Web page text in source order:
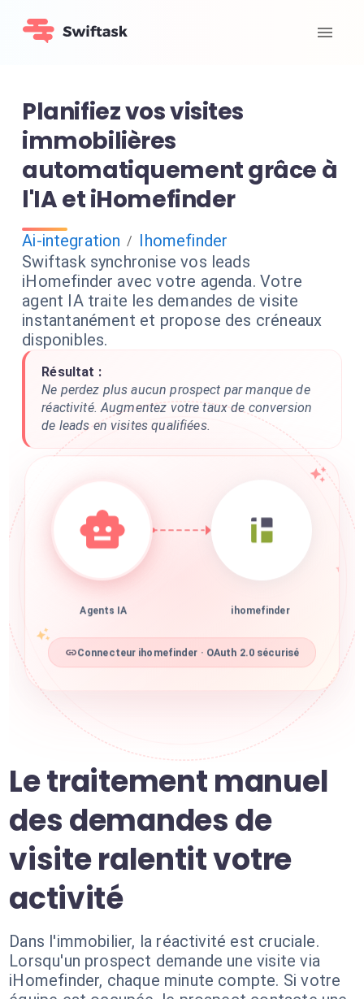
Planifiez vos visites
immobilières
automatiquement grâce à
l'IA et iHomefinder
Ai-integration / Ihomefinder
Swiftask synchronise vos leads
iHomefinder avec votre agenda. Votre
agent IA traite les demandes de visite
instantanément et propose des créneaux
disponibles.
Résultat :
Ne perdez plus aucun prospect par manque de
réactivité. Augmentez votre taux de conversion
de leads en visites qualifiées.
Agents IA ihomefinder
Connecteur ihomefinder · OAuth 2.0 sécurisé
Le traitement manuel
des demandes de
visite ralentit votre
activité
Dans l'immobilier, la réactivité est cruciale.
Lorsqu'un prospect demande une visite via
iHomefinder, chaque minute compte. Si votre